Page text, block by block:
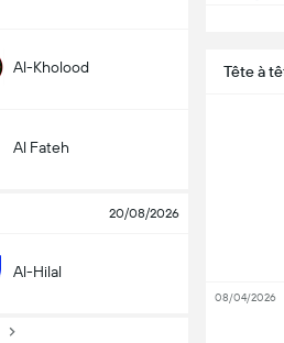
Al-Kholood
Al Fateh
20/08/2026
Al-Hilal
Tête à
08/04/2026